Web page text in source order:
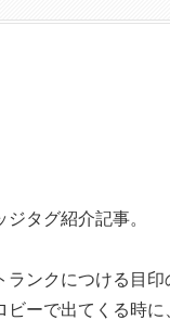
タグ紹介記事。
ンクにつける目印
ーで出てくる時